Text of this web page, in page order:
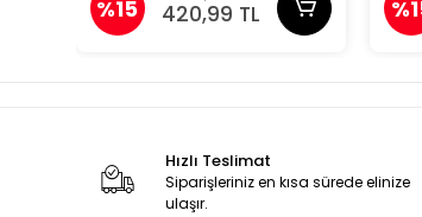
%15 420,99 TL
Hızlı Teslimat
Siparişleriniz en kısa sürede elinize
ulaşır.